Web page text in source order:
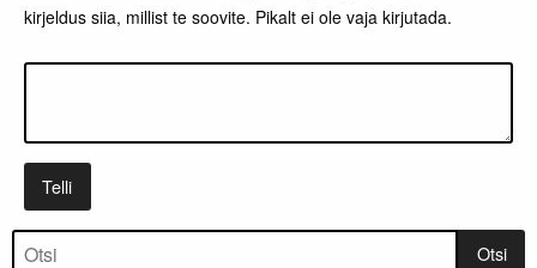
kirjeldus siia, millist te soovite. Pikalt ei ole vaja kirjutada.
Telli
Tootepuu Otsi